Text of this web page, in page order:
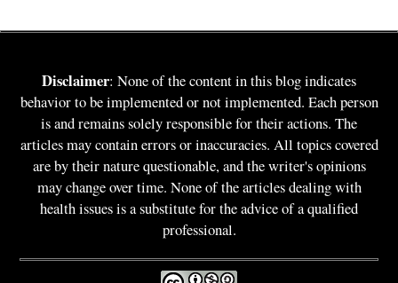
Disclaimer: None of the content in this blog indicates
behavior to be implemented or not implemented. Each person
is and remains solely responsible for their actions. The
articles may contain errors or inaccuracies. All topics covered
are by their nature questionable, and the writer's opinions
may change over time. None of the articles dealing with
health issues is a substitute for the advice of a qualified
professional.